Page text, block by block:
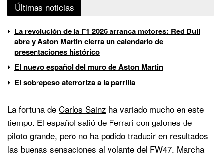
Últimas noticias
La revolución de la F1 2026 arranca motores: Red Bull
abre y Aston Martin cierra un calendario de
presentaciones histórico
El nuevo español del muro de Aston Martin
El sobrepeso aterroriza a la parrilla
La fortuna de Carlos Sainz ha variado mucho en este
tiempo. El español salió de Ferrari con galones de
piloto grande, pero no ha podido traducir en resultados
las buenas sensaciones al volante del FW47. Marcha